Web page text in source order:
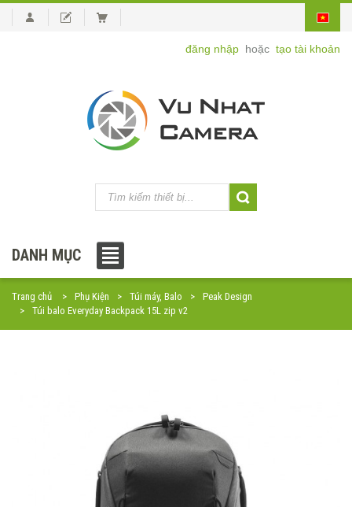
đăng nhập hoặc tạo tài khoản
DANH MỤC
Trang chủ Phụ Kiện Túi máy, Balo
Peak Design
Túi balo Everyday Backpack 15L zip v2